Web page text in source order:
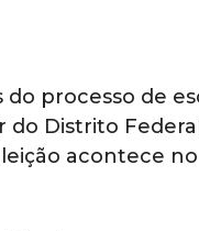
do processo de
Distrito
acontece